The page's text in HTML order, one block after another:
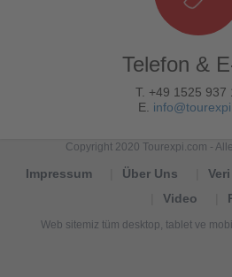
Telefon &
T. +49 1525 937
E.
Copyright 2020 Tourexpi.com -
Impressum Über Uns
Video
Web sitemiz tüm desktop, tablet ve